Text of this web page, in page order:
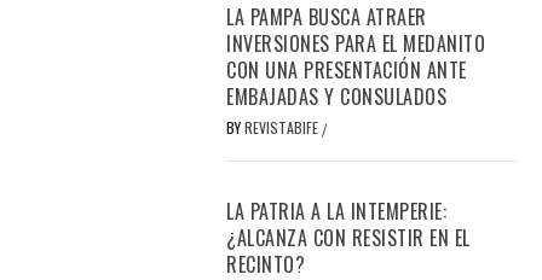
LA PAMPA BUSCA ATRAER
INVERSIONES PARA EL MEDANITO
CON UNA PRESENTACIÓN ANTE
EMBAJADAS Y CONSULADOS
BYREVISTABIFE /
LA PATRIA A LA INTEMPERIE:
¿ALCANZA CON RESISTIR EN EL
RECINTO?